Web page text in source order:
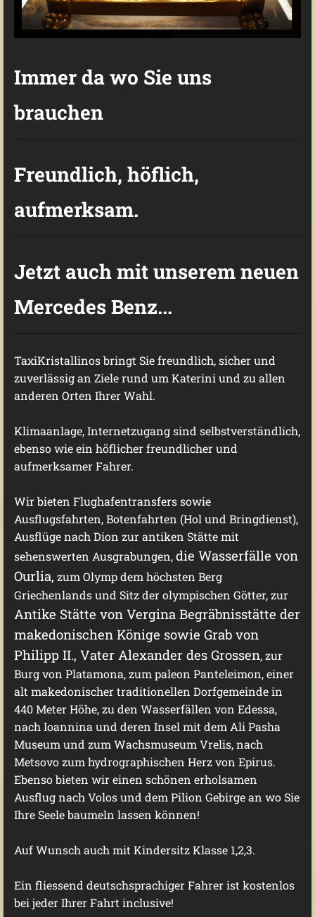
Immer da wo Sie uns
brauchen
Freundlich, höflich,
aufmerksam.
Jetzt auch mit unserem neuen
Mercedes Benz...
TaxiKristallinos bringt Sie freundlich, sicher und
zuverlässig an Ziele rund um Katerini und zu allen
anderen Orten Ihrer Wahl.
Klimaanlage, Internetzugang sind selbstverständlich,
ebenso wie ein höflicher freundlicher und
aufmerksamer Fahrer.
Wir bieten Flughafentransfers sowie
Ausflugsfahrten, Botenfahrten (Hol und Bringdienst),
Ausflüge nach Dion zur antiken Stätte mit
sehenswerten Ausgrabungen,die Wasserfälle von
Ourlia, zum Olymp dem höchsten Berg
Griechenlands und Sitz der olympischen Götter, zur
Antike Stätte von Vergina Begräbnisstätte der
makedonischen Könige sowie Grab von
Philipp II., Vater Alexander des Grossen, zur
Burg von Platamona, zum paleon Panteleimon, einer
alt makedonischer traditionellen Dorfgemeinde in
440 Meter Höhe, zu den Wasserfällen von Edessa,
nach Ioannina und deren Insel mit dem Ali Pasha
Museum und zum Wachsmuseum Vrelis, nach
Metsovo zum hydrographischen Herz von Epirus.
Ebenso bieten wir einen schönen erholsamen
Ausflug nach Volos und dem Pilion Gebirge an wo Sie
Ihre Seele baumeln lassen können!
Auf Wunsch auch mit Kindersitz Klasse 1,2,3.
Ein fliessend deutschsprachiger Fahrer ist kostenlos
bei jeder Ihrer Fahrt inclusive!